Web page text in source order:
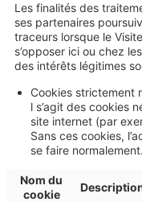
Les finalités des
ses partenaires
traceurs lorsque le
s’opposer ici ou chez
des intérêts légitimes
Cookies strictement
l s’agit des cookies
site internet (par
Sans ces cookies,
se faire normalement.
Nom du
cookie